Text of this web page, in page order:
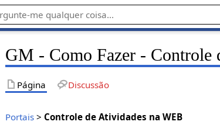
GM - Como Fazer - Controle
Página Discussão
Portais > Controle de Atividades na WEB